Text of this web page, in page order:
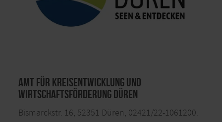
Amt für Kreisentwicklung und
Wirtschaftsförderung Düren
Bismarckstr. 16, 52351 Düren, 02421/22-1061200.